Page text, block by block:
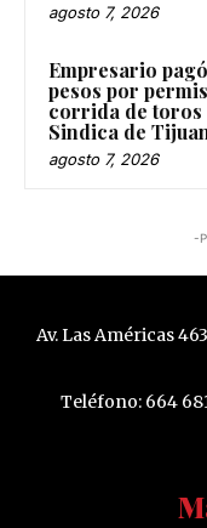
agosto 7, 2026
Empresario
pesos por
corrida de
Sindica de
agosto 7, 2026
-
Av. Las Américas
Teléfono: 664